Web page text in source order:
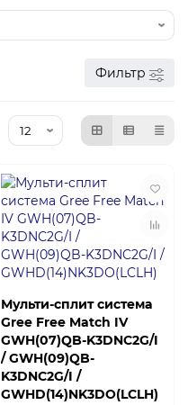
Фильтр
Мульти-сплит система
Gree Free Match IV
GWH(07)QB-K3DNC2G/I
/ GWH(09)QB-
K3DNC2G/I /
GWHD(14)NK3DO(LCLH)